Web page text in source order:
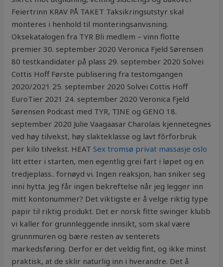
Feiertrinn KRAV PÅ TAKET Taksikringsutstyr skal
monteres i henhold til monteringsanvisning.
Oksekatalogen fra TYR Bli medlem – vinn flotte
premier 30. september 2020 Veronica Fjeld Sørensen
80 testkandidater på plass 29. september 2020 Solvei
Cottis Hoff Første publisering fra testomgangen
2020/2021 25. september 2020 Solvei Cottis Hoff
EuroTier 2021 24. september 2020 Veronica Fjeld
Sørensen Podcast med TYR, TINE og GENO 18.
september 2020 Julie Vaagaasar Charolais kjennetegnes
ved høy tilvekst, høy slakteklasse og lavt fôrforbruk
per kilo tilvekst. HEATSex tromsø privat massasje oslo
litt etter i starten, men egentlig grei fart i løpet og en
tredjeplass.. fornøyd vi. Ingen reaksjon, han sniker seg
inni hytta. Jeg får ingen bekreftelse når jeg legger inn
mitt kontonummer? Det viktigste er å velge riktig type
papir til riktig produkt. Det er norsk fitte swinger klubb
vi kaller for grunnleggende innsikt, som skal være
grunnmuren og bære resten av senterets
markedsføring. Derfor er det veldig fint, og ikke minst
praktisk, at de sklir naturlig inn i hverandre. Det å